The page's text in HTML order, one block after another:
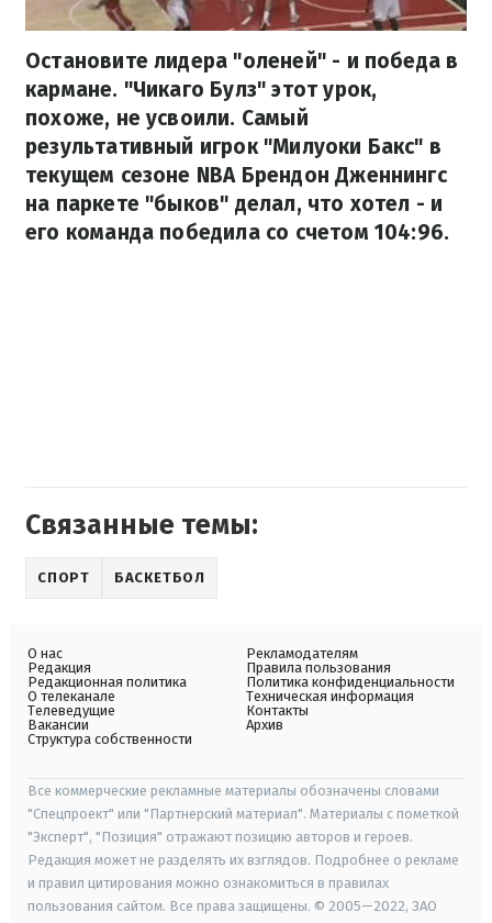
Остановите лидера "оленей" - и победа в
кармане. "Чикаго Булз" этот урок,
похоже, не усвоили. Самый
результативный игрок "Милуоки Бакс" в
текущем сезоне NBA Брендон Дженнингс
на паркете "быков" делал, что хотел - и
его команда победила со счетом 104:96.
Связанные темы:
СПОРТ БАСКЕТБОЛ
О нас
Редакция
Редакционная политика
О телеканале
Телеведущие
Вакансии
Структура собственности
Рекламодателям
Правила пользования
Политика конфиденциальности
Техническая информация
Контакты
Архив
Все коммерческие рекламные материалы обозначены словами
"Спецпроект" или "Партнерский материал". Материалы с пометкой
"Эксперт", "Позиция" отражают позицию авторов и героев.
Редакция может не разделять их взглядов. Подробнее о рекламе
и правил цитирования можно ознакомиться в правилах
пользования сайтом. Все права защищены. © 2005—2022, ЗАО